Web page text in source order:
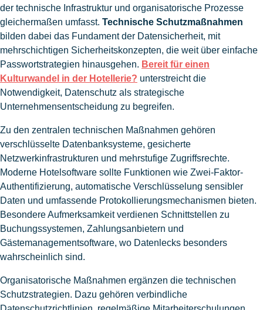
der technische Infrastruktur und organisatorische Prozesse
gleichermaßen umfasst. Technische Schutzmaßnahmen
bilden dabei das Fundament der Datensicherheit, mit
mehrschichtigen Sicherheitskonzepten, die weit über einfache
Passwortstrategien hinausgehen. Bereit für einen
Kulturwandel in der Hotellerie? unterstreicht die
Notwendigkeit, Datenschutz als strategische
Unternehmensentscheidung zu begreifen.
Zu den zentralen technischen Maßnahmen gehören
verschlüsselte Datenbanksysteme, gesicherte
Netzwerkinfrastrukturen und mehrstufige Zugriffsrechte.
Moderne Hotelsoftware sollte Funktionen wie Zwei-Faktor-
Authentifizierung, automatische Verschlüsselung sensibler
Daten und umfassende Protokollierungsmechanismen bieten.
Besondere Aufmerksamkeit verdienen Schnittstellen zu
Buchungssystemen, Zahlungsanbietern und
Gästemanagementsoftware, wo Datenlecks besonders
wahrscheinlich sind.
Organisatorische Maßnahmen ergänzen die technischen
Schutzstrategien. Dazu gehören verbindliche